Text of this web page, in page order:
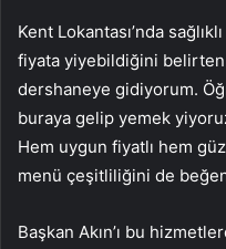
Kent Lokantası’nda
fiyata yiyebildiğini belirten
dershaneye gidiyorum.
buraya gelip yemek
Hem uygun fiyatlı hem
menü çeşitliliğini de
Başkan Akın’ı bu